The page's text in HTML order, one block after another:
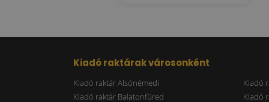
Kiadó raktárak városonként
Kiadó raktár Alsónémedi Kiadó
Kiadó raktár Balatonfüred
Kiadó